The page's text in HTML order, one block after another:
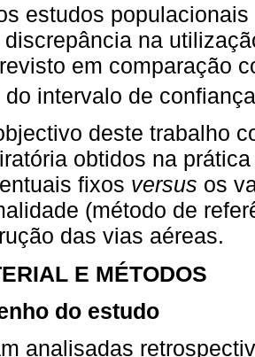
estudos
discrepância na
em comparação
do intervalo de
deste trabalho
obtidos na
fixos versus os
(método de
das vias aéreas.
E MÉTODOS
do estudo
analisadas